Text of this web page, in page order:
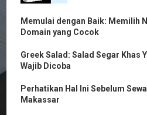
Memulai dengan Baik: Memilih
Domain yang Cocok
Greek Salad: Salad Segar Khas
Wajib Dicoba
Perhatikan Hal Ini Sebelum
Makassar